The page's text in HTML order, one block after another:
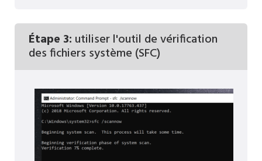
Étape 3: utiliser l'outil de vérification
des fichiers système (SFC)